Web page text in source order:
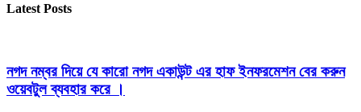
Latest Posts
নগদ নম্বর দিয়ে যে কারো নগদ একাউন্ট এর হাফ ইনফরমেশন বের করুন
ওয়েবটুল ব্যবহার করে ।